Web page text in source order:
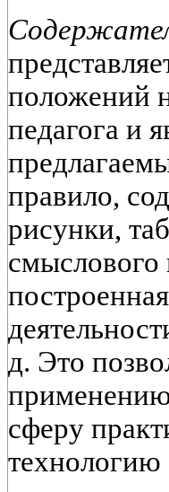
положений
педагога и
правило,
рисунки,
д. Это
применению
сферу
технологию